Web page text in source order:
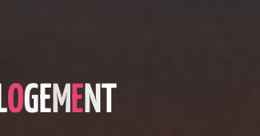
LOGEMENT